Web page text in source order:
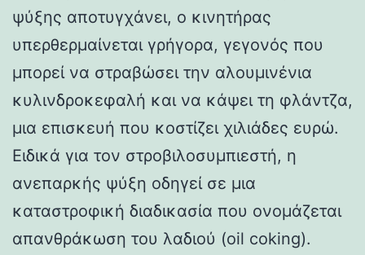
ψύξης αποτυγχάνει, ο κινητήρας
υπερθερμαίνεται γρήγορα, γεγονός που
μπορεί να στραβώσει την αλουμινένια
κυλινδροκεφαλή και να κάψει τη φλάντζα,
μια επισκευή που κοστίζει χιλιάδες ευρώ.
Ειδικά για τον στροβιλοσυμπιεστή, η
ανεπαρκής ψύξη οδηγεί σε μια
καταστροφική διαδικασία που ονομάζεται
απανθράκωση του λαδιού (oil coking).